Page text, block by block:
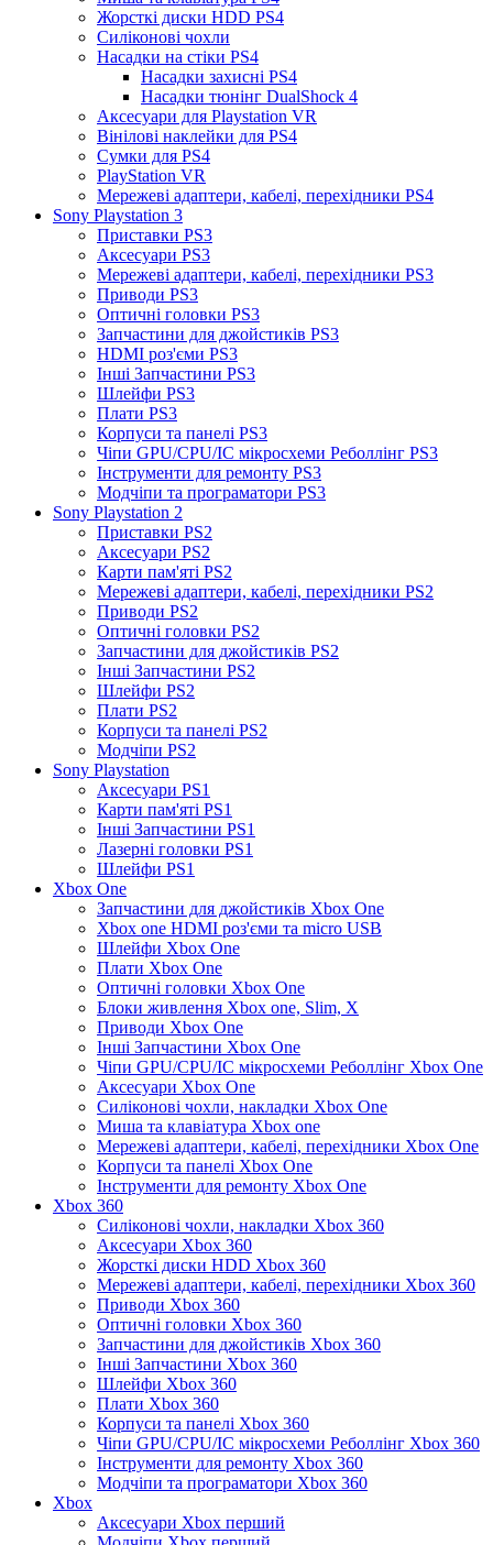
Жорсткі диски HDD PS4
Силіконові чохли
Насадки на стіки PS4
Насадки захисні PS4
Насадки тюнінг DualShock 4
Аксесуари для Playstation VR
Вінілові наклейки для PS4
Сумки для PS4
PlayStation VR
Мережеві адаптери, кабелі, перехідники PS4
Sony Playstation 3
Приставки PS3
Аксесуари PS3
Мережеві адаптери, кабелі, перехідники PS3
Приводи PS3
Оптичні головки PS3
Запчастини для джойстиків PS3
HDMI роз'єми PS3
Інші Запчастини PS3
Шлейфи PS3
Плати PS3
Корпуси та панелі PS3
Чіпи GPU/CPU/IC мікросхеми Реболлінг PS3
Інструменти для ремонту PS3
Модчіпи та програматори PS3
Sony Playstation 2
Приставки PS2
Аксесуари PS2
Карти пам'яті PS2
Мережеві адаптери, кабелі, перехідники PS2
Приводи PS2
Оптичні головки PS2
Запчастини для джойстиків PS2
Інші Запчастини PS2
Шлейфи PS2
Плати PS2
Корпуси та панелі PS2
Модчіпи PS2
Sony Playstation
Аксесуари PS1
Карти пам'яті PS1
Інші Запчастини PS1
Лазерні головки PS1
Шлейфи PS1
Xbox One
Запчастини для джойстиків Xbox One
Xbox one HDMI роз'єми та micro USB
Шлейфи Xbox One
Плати Xbox One
Оптичні головки Xbox One
Блоки живлення Xbox one, Slim, X
Приводи Xbox One
Інші Запчастини Xbox One
Чіпи GPU/CPU/IC мікросхеми Реболлінг Xbox One
Аксесуари Xbox One
Силіконові чохли, накладки Xbox One
Миша та клавіатура Xbox one
Мережеві адаптери, кабелі, перехідники Xbox One
Корпуси та панелі Xbox One
Інструменти для ремонту Xbox One
Xbox 360
Силіконові чохли, накладки Xbox 360
Аксесуари Xbox 360
Жорсткі диски HDD Xbox 360
Мережеві адаптери, кабелі, перехідники Xbox 360
Приводи Xbox 360
Оптичні головки Xbox 360
Запчастини для джойстиків Xbox 360
Інші Запчастини Xbox 360
Шлейфи Xbox 360
Плати Xbox 360
Корпуси та панелі Xbox 360
Чіпи GPU/CPU/IC мікросхеми Реболлінг Xbox 360
Інструменти для ремонту Xbox 360
Модчіпи та програматори Xbox 360
Xbox
Аксесуари Xbox перший